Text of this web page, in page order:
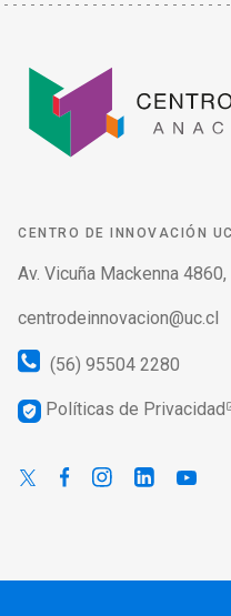
CENTRO DE INNOVACIÓN UC
Av. Vicuña Mackenna
centrodeinnovacion@uc.cl
(56) 95504 2280
verified_user Políticas de Privacidad